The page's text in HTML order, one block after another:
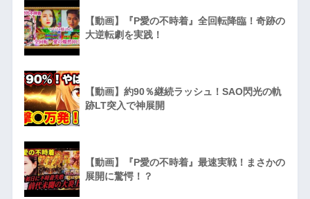
【動画】『P愛の不時着』全回転降臨！奇跡の
大逆転劇を実践！
【動画】約90％継続ラッシュ！SAO閃光の軌
跡LT突入で神展開
【動画】『P愛の不時着』最速実戦！まさかの
展開に驚愕！？